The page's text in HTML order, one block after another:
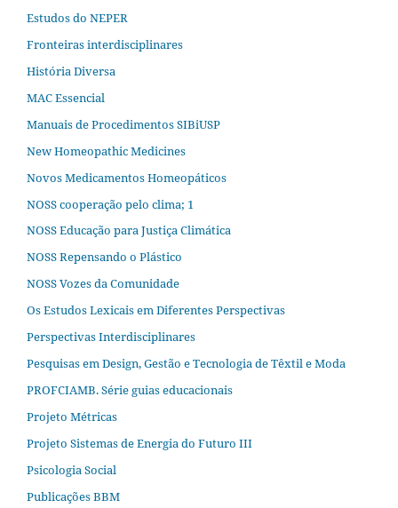
Estudos do NEPER
Fronteiras interdisciplinares
História Diversa
MAC Essencial
Manuais de Procedimentos SIBiUSP
New Homeopathic Medicines
Novos Medicamentos Homeopáticos
NOSS cooperação pelo clima; 1
NOSS Educação para Justiça Climática
NOSS Repensando o Plástico
NOSS Vozes da Comunidade
Os Estudos Lexicais em Diferentes Perspectivas
Perspectivas Interdisciplinares
Pesquisas em Design, Gestão e Tecnologia de Têxtil e Moda
PROFCIAMB. Série guias educacionais
Projeto Métricas
Projeto Sistemas de Energia do Futuro III
Psicologia Social
Publicações BBM